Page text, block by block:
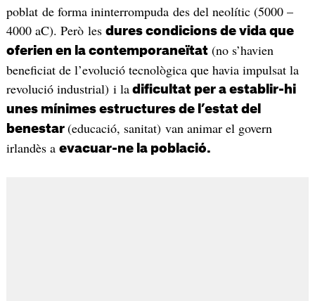
poblat de forma ininterrompuda des del neolític (5000 –
4000 aC). Però les dures condicions de vida que
oferien en la contemporaneïtat(no s’havien
beneficiat de l’evolució tecnològica que havia impulsat la
revolució industrial) i ladificultat per a establir-hi
unes mínimes estructures de l’estat del
benestar (educació, sanitat) van animar el govern
irlandès a evacuar-ne la població.